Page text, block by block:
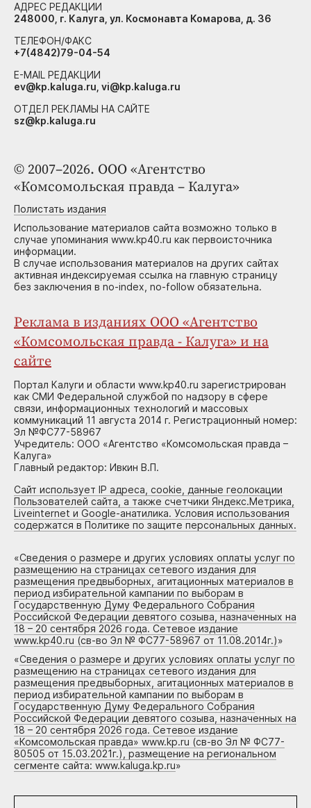
© 2007–2026. ООО «Агентство
«Комсомольская правда – Калуга»
Полистать издания
Использование материалов сайта возможно только в
случае упоминания www.kp40.ru как первоисточника
информации.
В случае использования материалов на других сайтах
активная индексируемая ссылка на главную страницу
без заключения в no-index, no-follow обязательна.
Реклама в изданиях ООО «Агентство
«Комсомольская правда - Калуга» и на
сайте
Портал Калуги и области www.kp40.ru зарегистрирован
как СМИ Федеральной службой по надзору в сфере
связи, информационных технологий и массовых
коммуникаций 11 августа 2014 г. Регистрационный номер:
Эл №ФС77-58967
Учредитель: ООО «Агентство «Комсомольская правда –
Калуга»
Главный редактор: Ивкин В.П.
Сайт использует IP адреса, cookie, данные геолокации
Пользователей сайта, а также счетчики Яндекс.Метрика,
Liveinternet и Google-анатилика. Условия использования
содержатся в Политике по защите персональных данных.
«Сведения о размере и других условиях оплаты услуг по
размещению на страницах сетевого издания для
размещения предвыборных, агитационных материалов в
период избирательной кампании по выборам в
Государственную Думу Федерального Собрания
Российской Федерации девятого созыва, назначенных на
18 – 20 сентября 2026 года. Сетевое издание
www.kp40.ru (св-во Эл № ФС77-58967 от 11.08.2014г.)»
«Сведения о размере и других условиях оплаты услуг по
размещению на страницах сетевого издания для
размещения предвыборных, агитационных материалов в
период избирательной кампании по выборам в
Государственную Думу Федерального Собрания
Российской Федерации девятого созыва, назначенных на
18 – 20 сентября 2026 года. Сетевое издание
«Комсомольская правда» www.kp.ru (св-во Эл № ФС77-
80505 от 15.03.2021г.), размещение на региональном
сегменте сайта: www.kaluga.kp.ru»
АДРЕС РЕДАКЦИИ
248000, г. Калуга, ул. Космонавта Комарова, д. 36
ТЕЛЕФОН/ФАКС
+7(4842)79-04-54
E-MAIL РЕДАКЦИИ
ev@kp.kaluga.ru, vi@kp.kaluga.ru
ОТДЕЛ РЕКЛАМЫ НА САЙТЕ
sz@kp.kaluga.ru